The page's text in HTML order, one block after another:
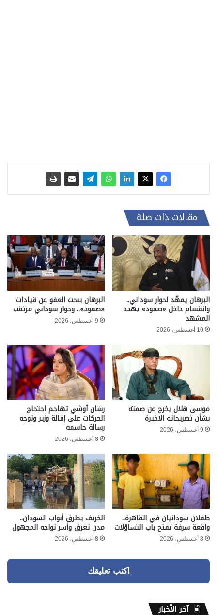
مقالات ذات صلة
البرهان يمهّد لحوار سوداني..
وانقسام داخل «صمود» يهدد
المشهد
10 أغسطس، 2026
البرهان يبحث العفو عن قيادات
«صمود».. وحوار سوداني مرتقب
9 أغسطس، 2026
موسى هلال يخرج عن صمته
بشأن تصريحاته الاخيرة
9 أغسطس، 2026
رشان أوشي تهاجم احتجاج
الحركات على إقالة وزير وتوجه
رسالة حاسمه
8 أغسطس، 2026
طفلان سودانيان في القاهرة..
واقعة سرقة تفتح باب التساؤلات
8 أغسطس، 2026
الخريف يطرق أبواب السودان..
مدن تغرق وأسر تواجه المجهول
8 أغسطس، 2026
اكتب تعليقك
آخر الأخبار